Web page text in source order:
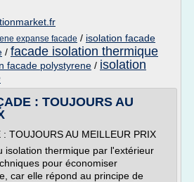
expanse facade / isolation facade
/ facade isolation thermique
facade polystyrene / isolation
: TOUJOURS AU
: TOUJOURS AU MEILLEUR PRIX
isolation thermique par l'extérieur
pour économiser
car elle répond au principe de